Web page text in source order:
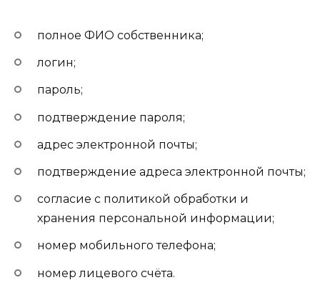
полное ФИО собственника;
логин;
пароль;
подтверждение пароля;
адрес электронной почты;
подтверждение адреса электронной почты;
согласие с политикой обработки и
хранения персональной информации;
номер мобильного телефона;
номер лицевого счёта.